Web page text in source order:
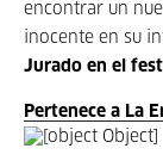
encontrar un
inocente en su
Jurado en el
Pertenece a La